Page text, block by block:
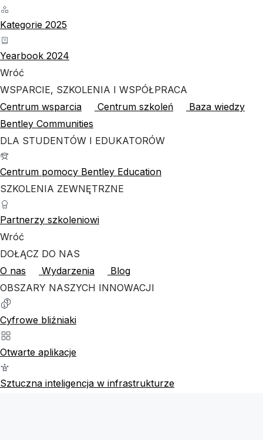
Kategorie 2025
Yearbook 2024
Wróć
WSPARCIE, SZKOLENIA I WSPÓŁPRACA
Centrum wsparcia
Centrum szkoleń
Baza wiedzy
Bentley Communities
DLA STUDENTÓW I EDUKATORÓW
Centrum pomocy Bentley Education
SZKOLENIA ZEWNĘTRZNE
Partnerzy szkoleniowi
Wróć
DOŁĄCZ DO NAS
O nas
Wydarzenia
Blog
OBSZARY NASZYCH INNOWACJI
Cyfrowe bliźniaki
Otwarte aplikacje
Sztuczna inteligencja w infrastrukturze